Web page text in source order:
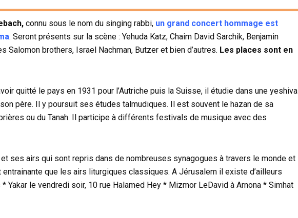
connu sous le nom du singing rabbi, un grand concert hommage est
. Seront présents sur la scène : Yehuda Katz, Chaim David Sarchik, Benjamin
Salomon brothers, Israel Nachman, Butzer et bien d’autres. Les places sont en
quitté le pays en 1931 pour l’Autriche puis la Suisse, il étudie dans une yeshiva
père. Il y poursuit ses études talmudiques. Il est souvent le hazan de sa
ou du Tanah. Il participe à différents festivals de musique avec des
ses airs qui sont repris dans de nombreuses synagogues à travers le monde et
que les airs liturgiques classiques. A Jérusalem il existe d’ailleurs
le vendredi soir, 10 rue Halamed Hey * Mizmor LeDavid à Arnona * Simhat